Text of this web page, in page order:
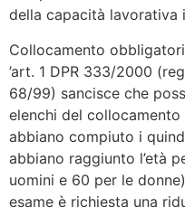
della capacità lavorativa
Collocamento
’art. 1 DPR 333/2000
68/99) sancisce che
elenchi del
abbiano compiuto i
abbiano raggiunto l’età
uomini e 60 per le
esame è richiesta una